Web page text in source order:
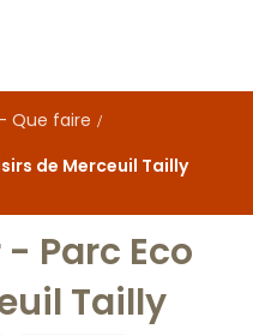
Que faire
de Merceuil Tailly
- Parc Eco
Tailly